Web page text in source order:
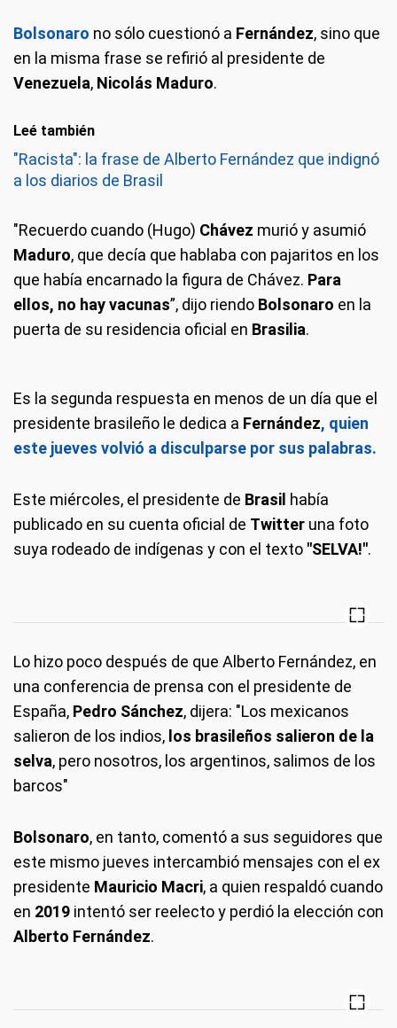
Bolsonaro no sólo cuestionó a Fernández, sino que
en la misma frase se refirió al presidente de
Venezuela, Nicolás Maduro.
Leé también
"Racista": la frase de Alberto Fernández que indignó
a los diarios de Brasil
"Recuerdo cuando (Hugo) Chávez murió y asumió
Maduro, que decía que hablaba con pajaritos en los
que había encarnado la figura de Chávez. Para
ellos, no hay vacunas”, dijo riendo Bolsonaro en la
puerta de su residencia oficial en Brasilia.
Es la segunda respuesta en menos de un día que el
presidente brasileño le dedica a Fernández, quien
este jueves volvió a disculparse por sus palabras.
Este miércoles, el presidente de Brasil había
publicado en su cuenta oficial de Twitter una foto
suya rodeado de indígenas y con el texto "SELVA!".
Lo hizo poco después de que Alberto Fernández, en
una conferencia de prensa con el presidente de
España, Pedro Sánchez, dijera: "Los mexicanos
salieron de los indios, los brasileños salieron de la
selva, pero nosotros, los argentinos, salimos de los
barcos"
Bolsonaro, en tanto, comentó a sus seguidores que
este mismo jueves intercambió mensajes con el ex
presidente Mauricio Macri, a quien respaldó cuando
en 2019 intentó ser reelecto y perdió la elección con
Alberto Fernández.